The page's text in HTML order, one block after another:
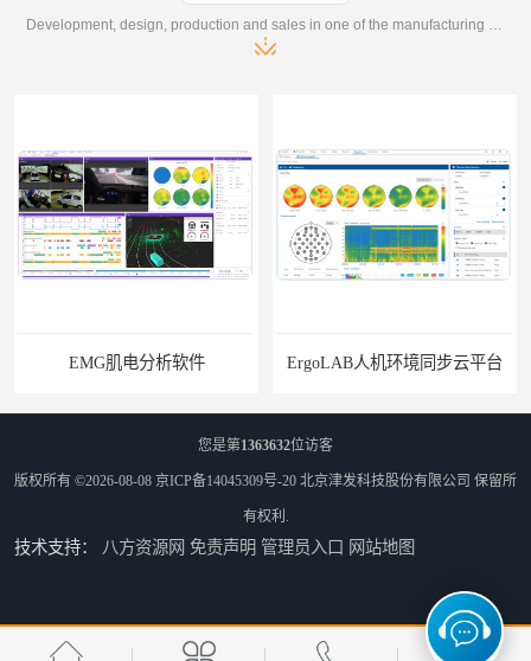
EMG肌电分析软件 ErgoLAB人机环境同步云平台
您是第1363632位访客
版权所有 ©2026-08-08 京ICP备14045309号-20 北京津发科技股份有限公司 保留所
有权利.
技术支持： 八方资源网 免责声明 管理员入口 网站地图